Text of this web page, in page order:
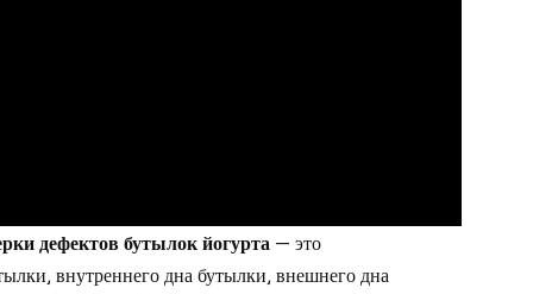
дефектов бутылок йогурта — это
внутреннего дна бутылки, внешнего дна